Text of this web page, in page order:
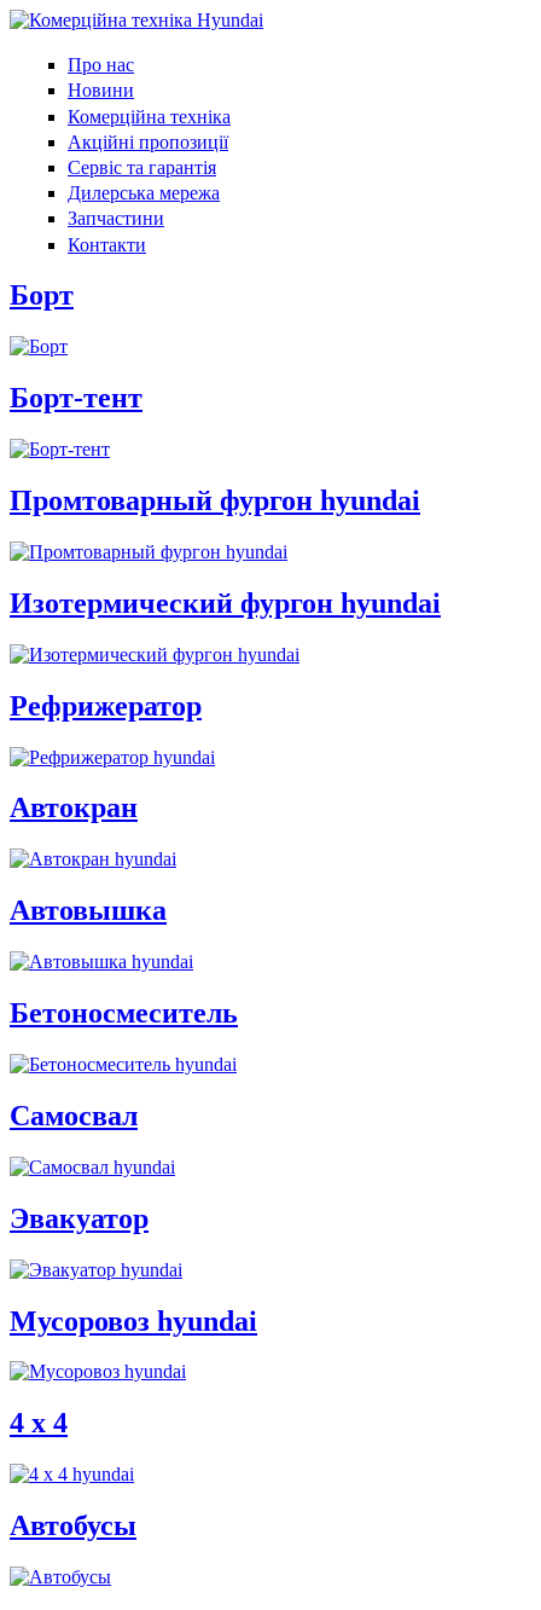
Про нас
Новини
Комерційна техніка
Акційні пропозиції
Сервіс та гарантія
Дилерська мережа
Запчастини
Контакти
Борт
Борт-тент
Промтоварный фургон hyundai
Изотермический фургон hyundai
Рефрижератор
Автокран
Автовышка
Бетоносмеситель
Самосвал
Эвакуатор
Мусоровоз hyundai
4 x 4
Автобусы